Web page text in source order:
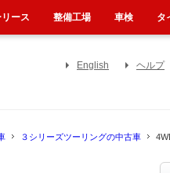
English ヘルプ
３シリーズツーリングの中古車
ース 整備工場 車検 タ